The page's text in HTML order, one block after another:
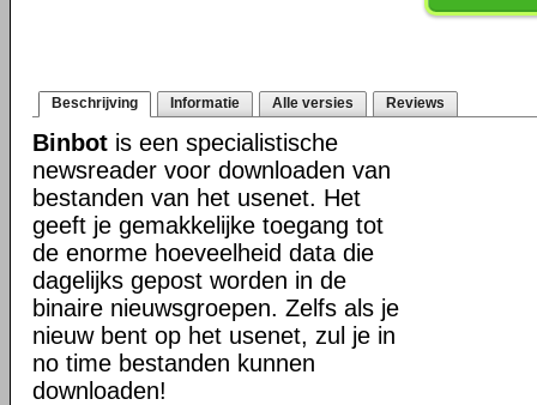
Beschrijving Informatie Alle versies Reviews
Binbot is een specialistische
newsreader voor downloaden van
bestanden van het usenet. Het
geeft je gemakkelijke toegang tot
de enorme hoeveelheid data die
dagelijks gepost worden in de
binaire nieuwsgroepen. Zelfs als je
nieuw bent op het usenet, zul je in
no time bestanden kunnen
downloaden!